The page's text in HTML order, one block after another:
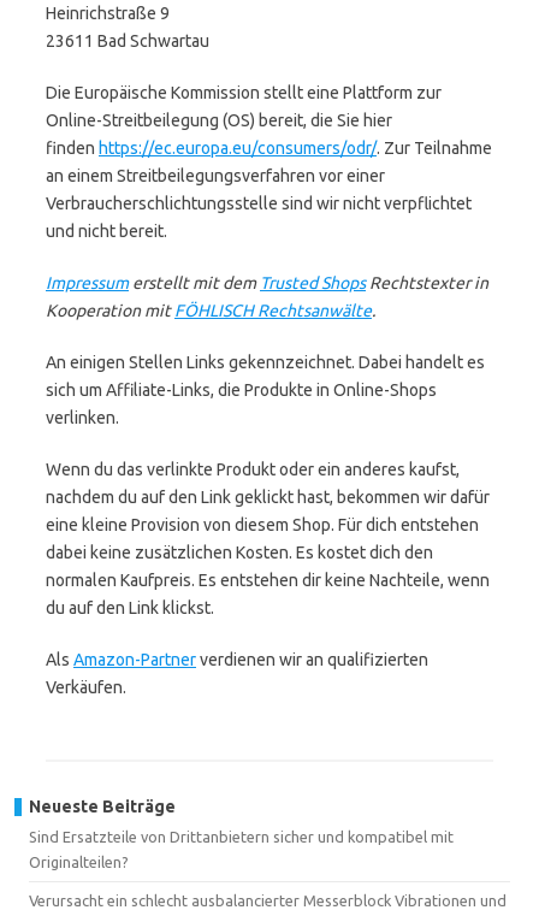
Heinrichstraße 9
23611 Bad Schwartau
Die Europäische Kommission stellt eine Plattform zur
Online-Streitbeilegung (OS) bereit, die Sie hier
finden https://ec.europa.eu/consumers/odr/. Zur Teilnahme
an einem Streitbeilegungsverfahren vor einer
Verbraucherschlichtungsstelle sind wir nicht verpflichtet
und nicht bereit.
Impressumerstellt mit dem Trusted ShopsRechtstexter in
Kooperation mitFÖHLISCH Rechtsanwälte.
An einigen Stellen Links gekennzeichnet. Dabei handelt es
sich um Affiliate-Links, die Produkte in Online-Shops
verlinken.
Wenn du das verlinkte Produkt oder ein anderes kaufst,
nachdem du auf den Link geklickt hast, bekommen wir dafür
eine kleine Provision von diesem Shop. Für dich entstehen
dabei keine zusätzlichen Kosten. Es kostet dich den
normalen Kaufpreis. Es entstehen dir keine Nachteile, wenn
du auf den Link klickst.
Als Amazon-Partnerverdienen wir an qualifizierten
Verkäufen.
Neueste Beiträge
Sind Ersatzteile von Drittanbietern sicher und kompatibel mit
Originalteilen?
Verursacht ein schlecht ausbalancierter Messerblock Vibrationen und